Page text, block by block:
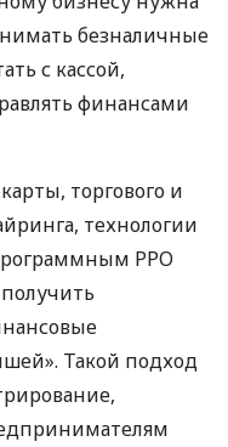
безналичные
с кассой,
финансами
торгового и
технологии
РРО
Такой подход